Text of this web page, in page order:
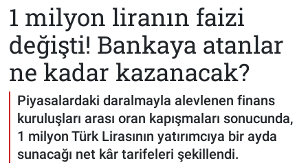
1 milyon liranın faizi
değişti! Bankaya atanlar
ne kadar kazanacak?
Piyasalardaki daralmayla alevlenen finans
kuruluşları arası oran kapışmaları sonucunda,
1 milyon Türk Lirasının yatırımcıya bir ayda
sunacağı net kâr tarifeleri şekillendi.
DÜNYA
SAĞLIK
MAGAZİN
KADIN
TEKNOLOJİ
Eskişehir Namaz Vakitleri
Eskişehir Trafik Yoğunluk Haritası
Süper Lig Puan Durumu ve Fikstür
Tüm Manşetler
Son Dakika Haberleri